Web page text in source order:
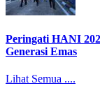
Peringati HANI
Generasi Emas
Lihat Semua ....